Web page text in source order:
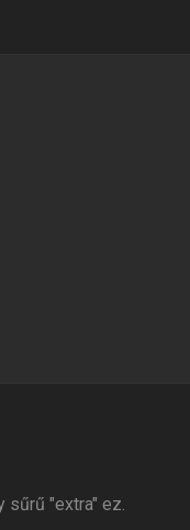
sűrű "extra" ez.